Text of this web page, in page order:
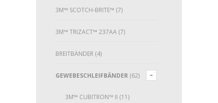
3M™ SCOTCH-BRITE™ (7)
3M™ TRIZACT™ 237AA (7)
BREITBÄNDER (4)
GEWEBESCHLEIFBÄNDER (62)
3M™ CUBITRON™ II (11)